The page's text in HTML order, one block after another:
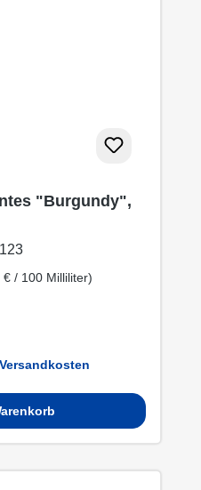
"Burgundy",
€ / 100 Milliliter)